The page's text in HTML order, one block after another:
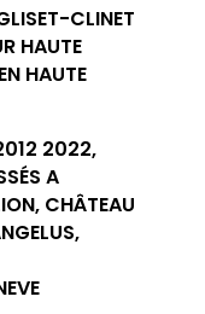
CLINET
HAUTE
HAUTE
2022,
A
CHÂTEAU